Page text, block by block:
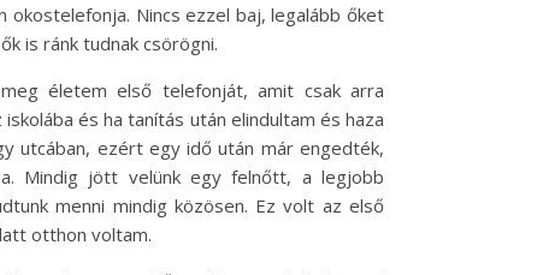
okostelefonja. Nincs ezzel baj, legalább őket
is ránk tudnak csörögni.
életem első telefonját, amit csak arra
és ha tanítás után elindultam és haza
utcában, ezért egy idő után már engedték,
Mindig jött velünk egy felnőtt, a legjobb
menni mindig közösen. Ez volt az első
otthon voltam.